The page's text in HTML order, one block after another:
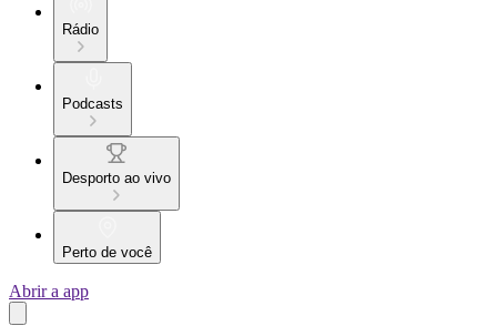
Rádio
Podcasts
Desporto ao vivo
Perto de você
Abrir a app